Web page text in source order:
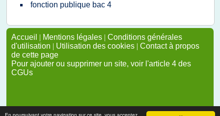
fonction publique bac 4
Accueil | Mentions légales | Conditions générales
d'utilisation | Utilisation des cookies | Contact à propos
de cette page
Pour ajouter ou supprimer un site, voir l'article 4 des
CGUs